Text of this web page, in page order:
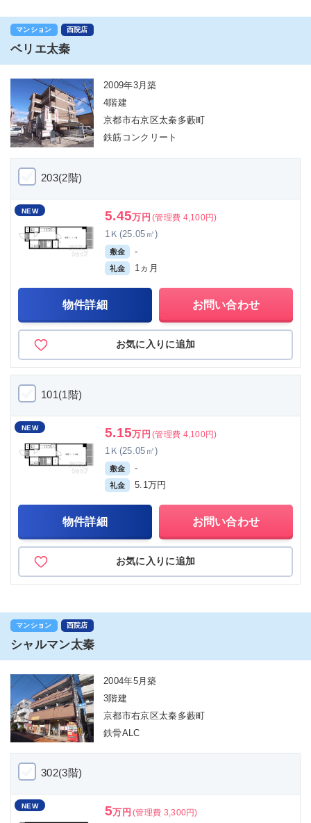
マンション 西院店
ベリエ太秦
2009年3月築
4階建
京都市右京区太秦多藪町
鉄筋コンクリート
203(2階)
NEW 5.45万円 (管理費 4,100円)
1Ｋ(25.05㎡)
敷金 -
礼金 1ヵ月
物件詳細 お問い合わせ
お気に入りに追加
101(1階)
NEW 5.15万円 (管理費 4,100円)
1Ｋ(25.05㎡)
敷金 -
礼金 5.1万円
物件詳細 お問い合わせ
お気に入りに追加
マンション 西院店
シャルマン太秦
2004年5月築
3階建
京都市右京区太秦多藪町
鉄骨ALC
302(3階)
NEW 5万円 (管理費 3,300円)